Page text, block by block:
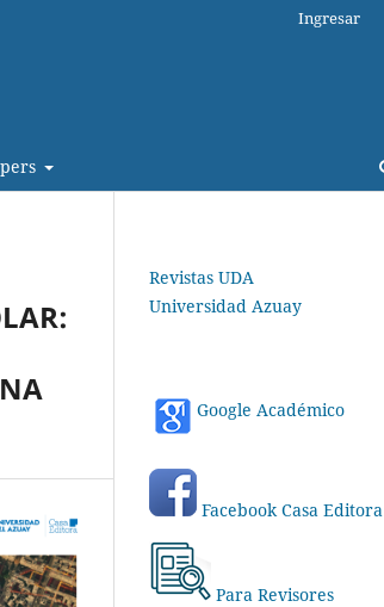
Ingresar
Revistas UDA
Universidad Azuay
Google Académico
Facebook Casa Editora
Para Revisores